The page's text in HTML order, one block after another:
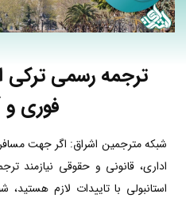
ترجمه رسمی ترکی
فوری و
شبکه مترجمین اشراق: اگر جهت
اداری، قانونی و حقوقی نیازمند
استانبولی با تاییدات لازم